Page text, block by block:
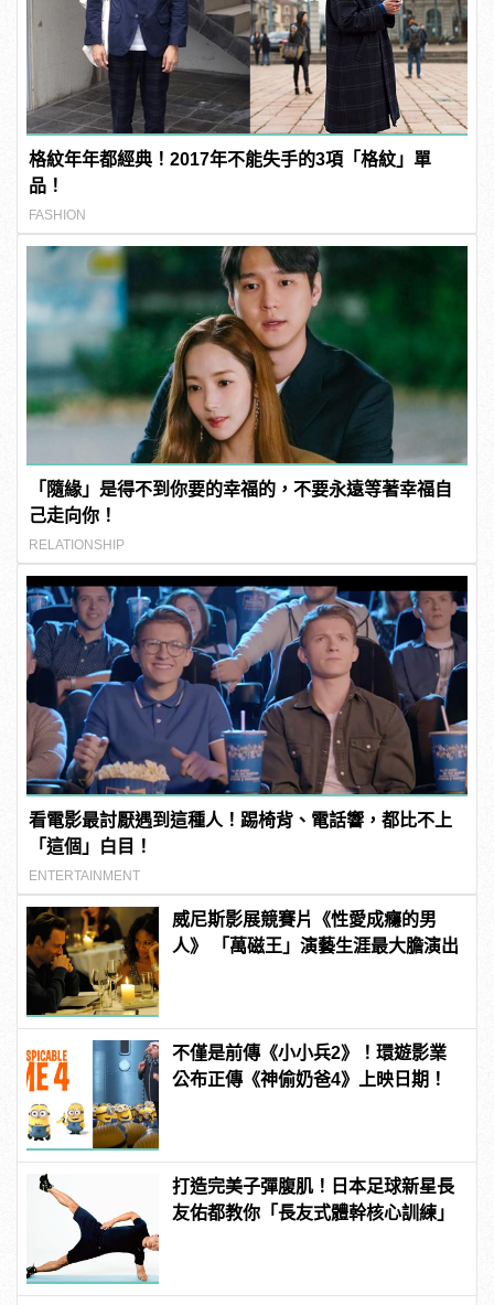
格紋年年都經典！2017年不能失手的3項「格紋」單
品！
FASHION
「隨緣」是得不到你要的幸福的，不要永遠等著幸福自
己走向你！
RELATIONSHIP
看電影最討厭遇到這種人！踢椅背、電話響，都比不上
「這個」白目！
ENTERTAINMENT
威尼斯影展競賽片《性愛成癮的男
人》 「萬磁王」演藝生涯最大膽演出
不僅是前傳《小小兵2》！環遊影業
公布正傳《神偷奶爸4》上映日期！
打造完美子彈腹肌！日本足球新星長
友佑都教你「長友式體幹核心訓練」